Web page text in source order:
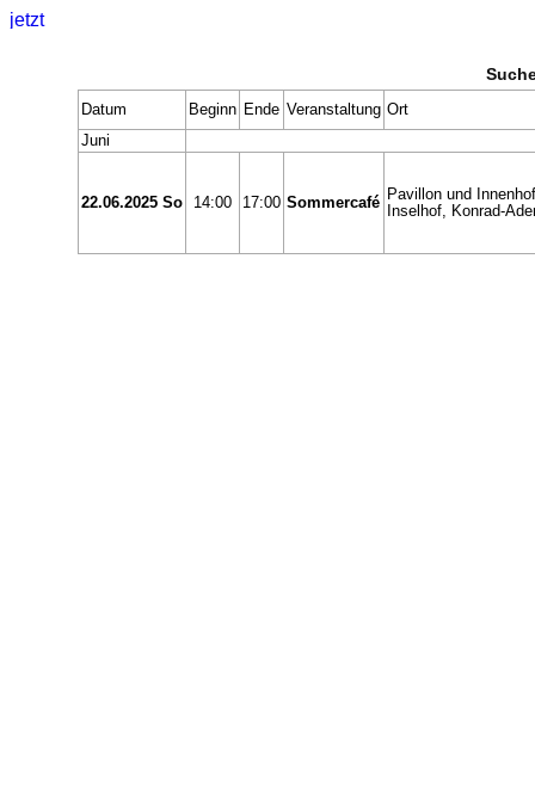
Datum Beginn Ende Veranstaltung Ort
Juni
22.06.2025 So 14:00 17:00 Sommercafé Pavillon und
Inselhof, Konrad-